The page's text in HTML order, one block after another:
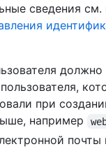
сведения см.
должно
при
например
почты